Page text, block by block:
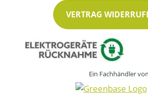
VERTRAG
Ein Fachhändler von